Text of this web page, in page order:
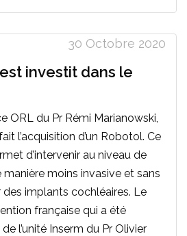
30 Octobre 2020
investit dans le
ORL du Pr Rémi Marianowski,
l’acquisition d’un Robotol. Ce
d’intervenir au niveau de
manière moins invasive et sans
des implants cochléaires. Le
française qui a été
l’unité Inserm du Pr Olivier